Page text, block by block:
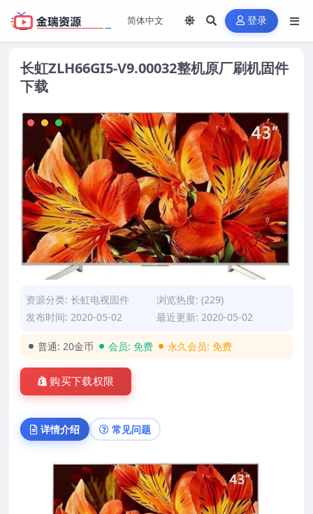
登录
长虹ZLH66GI5-V9.00032整机原厂刷机固件
下载
资源分类: 长虹电视固件
浏览热度: (229)
发布时间: 2020-05-02
最近更新: 2020-05-02
普通: 20金币 会员: 免费 永久会员: 免费
购买下载权限
详情介绍 常见问题